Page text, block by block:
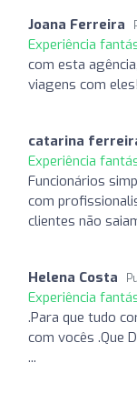
Joana Ferreira
Experiência
com esta
viagens com eles!
catarina
Experiência
Funcionários
com
clientes não
Helena Costa
Experiência
.Para que tudo
com vocês .Que
...